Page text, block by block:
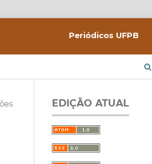
Periódicos UFPB
EDIÇÃO ATUAL